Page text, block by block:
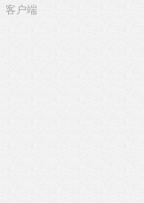
客户端